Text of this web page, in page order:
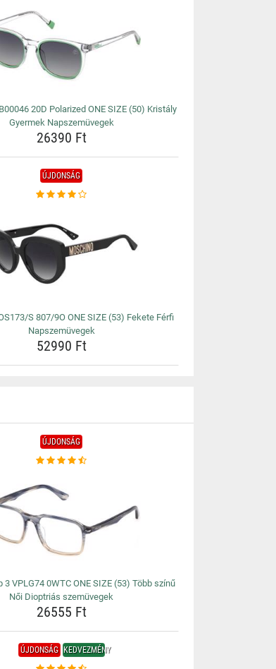
20D Polarized ONE SIZE (50) Kristály
Gyermek Napszemüvegek
26390 Ft
ÚJDONSÁG
S 807/9O ONE SIZE (53) Fekete Férfi
Napszemüvegek
52990 Ft
ÚJDONSÁG
3 VPLG74 0WTC ONE SIZE (53) Több színű
Női Dioptriás szemüvegek
26555 Ft
ÚJDONSÁG KEDVEZMÉNY